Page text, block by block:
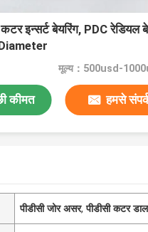
इन्सर्ट बेयरिंग, PDC रेडियल
मूल्य：500usd-
कीमत हमसे
पीडीसी जोर असर,पीडीसी कटर